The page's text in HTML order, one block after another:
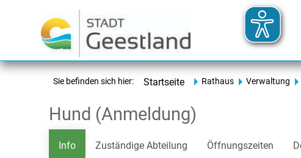
Sie befinden sich hier: Startseite Rathaus Verwaltung
Hund (Anmeldung)
Info Zuständige Abteilung Öffnungszeiten